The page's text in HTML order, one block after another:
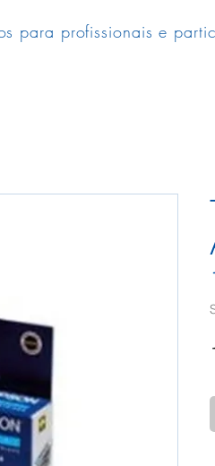
para profissionais e